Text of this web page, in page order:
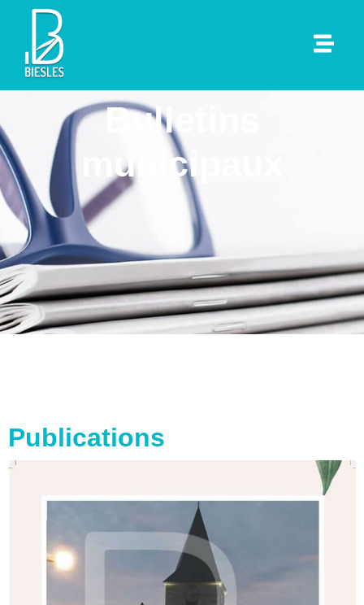
Bulletins
municipaux
Publications